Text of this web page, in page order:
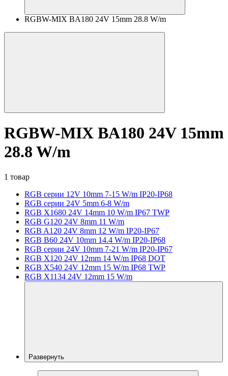
RGBW-MIX BA180 24V 15mm 28.8 W/m
RGBW-MIX BA180 24V 15mm
28.8 W/m
1 товар
RGB серии 12V 10mm 7-15 W/m IP20-IP68
RGB серии 24V 5mm 6-8 W/m
RGB X1680 24V 14mm 10 W/m IP67 TWP
RGB G120 24V 8mm 11 W/m
RGB A120 24V 8mm 12 W/m IP20-IP67
RGB B60 24V 10mm 14.4 W/m IP20-IP68
RGB серии 24V 10mm 7-21 W/m IP20-IP67
RGB X120 24V 12mm 14 W/m IP68 DOT
RGB X540 24V 12mm 15 W/m IP68 TWP
RGB X1134 24V 12mm 15 W/m
Развернуть